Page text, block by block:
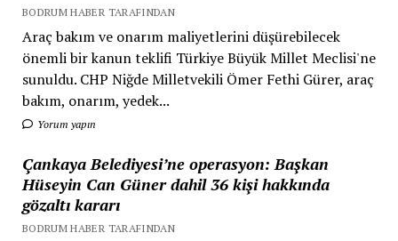
BODRUM HABER TARAFINDAN
Araç bakım ve onarım maliyetlerini düşürebilecek
önemli bir kanun teklifi Türkiye Büyük Millet Meclisi'ne
sunuldu. CHP Niğde Milletvekili Ömer Fethi Gürer, araç
bakım, onarım, yedek...
Yorum yapın
Çankaya Belediyesi’ne operasyon: Başkan
Hüseyin Can Güner dahil 36 kişi hakkında
gözaltı kararı
BODRUM HABER TARAFINDAN